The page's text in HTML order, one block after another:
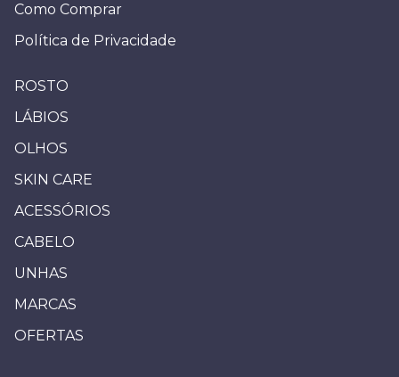
Como Comprar
Política de Privacidade
ROSTO
LÁBIOS
OLHOS
SKIN CARE
ACESSÓRIOS
CABELO
UNHAS
MARCAS
OFERTAS